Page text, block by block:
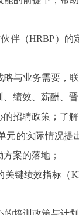
（HRBP）的
略与业务需要，
绩效、薪酬、
的招聘政策；了
元的实际情况提
案的落地；
关键绩效指标（